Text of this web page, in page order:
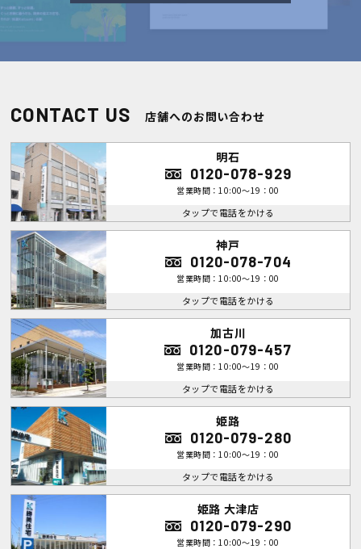
CONTACT US 店舗へのお問い合わせ
明石
0120-078-929
営業時間：10:00～19：00
タップで電話をかける
神戸
0120-078-704
営業時間：10:00～19：00
タップで電話をかける
加古川
0120-079-457
営業時間：10:00～19：00
タップで電話をかける
姫路
0120-079-280
営業時間：10:00～19：00
タップで電話をかける
姫路 大津店
0120-079-290
営業時間：10:00～19：00